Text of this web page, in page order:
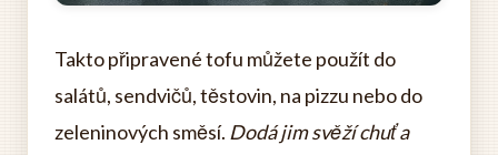
Takto připravené tofu můžete použít do
salátů, sendvičů, těstovin, na pizzu nebo do
zeleninových směsí. Dodá jim svěží chuť a